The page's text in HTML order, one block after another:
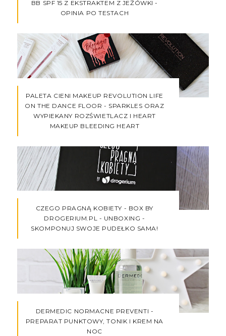
BB SPF 15 Z EKSTRAKTEM Z JEŻÓWKI -
OPINIA PO TESTACH
PALETA CIENI MAKEUP REVOLUTION LIFE
ON THE DANCE FLOOR - SPARKLES ORAZ
WYPIEKANY ROZŚWIETLACZ I HEART
MAKEUP BLEEDING HEART
CZEGO PRAGNĄ KOBIETY - BOX BY
DROGERIUM.PL - UNBOXING -
SKOMPONUJ SWOJE PUDEŁKO SAMA!
DERMEDIC NORMACNE PREVENTI -
PREPARAT PUNKTOWY, TONIK I KREM NA
NOC